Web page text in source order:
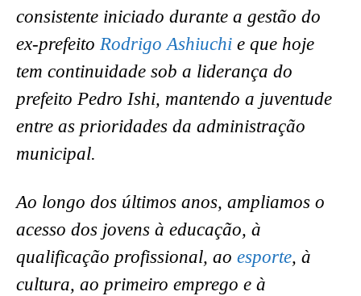
consistente iniciado durante a gestão do
ex-prefeito Rodrigo Ashiuchi e que hoje
tem continuidade sob a liderança do
prefeito Pedro Ishi, mantendo a juventude
entre as prioridades da administração
municipal.
Ao longo dos últimos anos, ampliamos o
acesso dos jovens à educação, à
qualificação profissional, ao esporte, à
cultura, ao primeiro emprego e à